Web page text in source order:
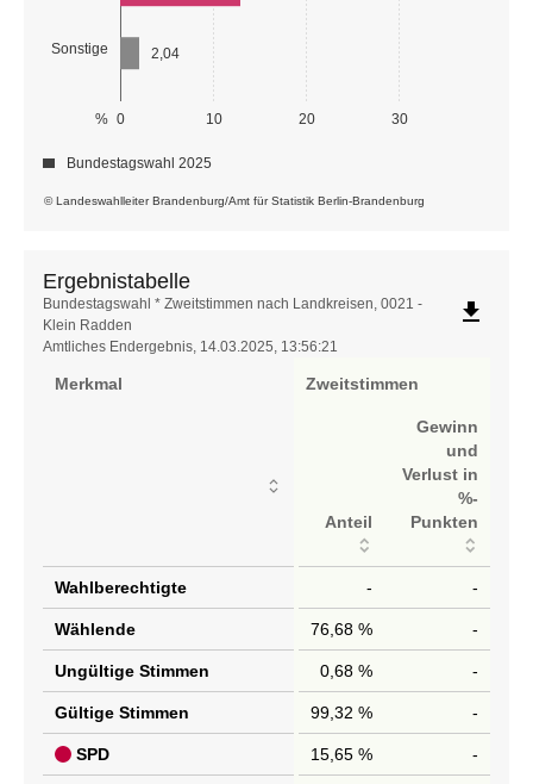
Sonstige
0 10 20 30
%
2,04
© Landeswahlleiter Brandenburg/Amt für Statistik Berlin-Brandenburg
Bundestagswahl 2025
Ergebnistabelle
Ergebnistabelle
Bundestagswahl * Zweitstimmen nach Landkreisen, 0021 -
Klein Radden
Amtliches Endergebnis, 14.03.2025, 13:56:21
file_download
Merkmal Zweitstimmen
Anteil
Gewinn
und
Verlust in
%-
Punkten
Wahlberechtigte - -
Wählende 76,68 % -
Ungültige Stimmen 0,68 % -
Gültige Stimmen 99,32 % -
SPD 15,65 % -